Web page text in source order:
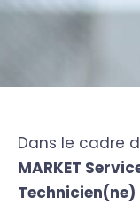
Dans le cadre
MARKET